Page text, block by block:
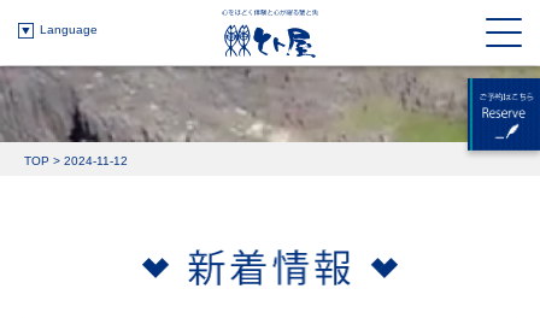
Language
TOP > 2024-11-12